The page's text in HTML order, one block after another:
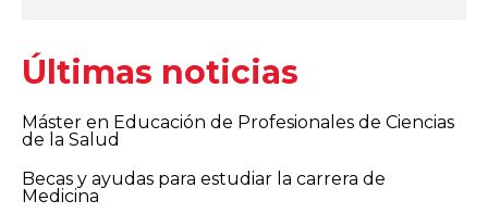
Últimas noticias
Máster en Educación de Profesionales de Ciencias
de la Salud
Becas y ayudas para estudiar la carrera de
Medicina